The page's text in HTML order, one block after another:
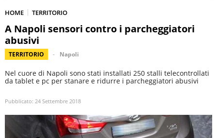
HOME TERRITORIO
A Napoli sensori contro i parcheggiatori
abusivi
TERRITORIO Napoli
Nel cuore di Napoli sono stati installati 250 stalli telecontrollati
da tablet e pc per stanare e ridurre i parcheggiatori abusivi
Pubblicato: 24 Settembre 2018